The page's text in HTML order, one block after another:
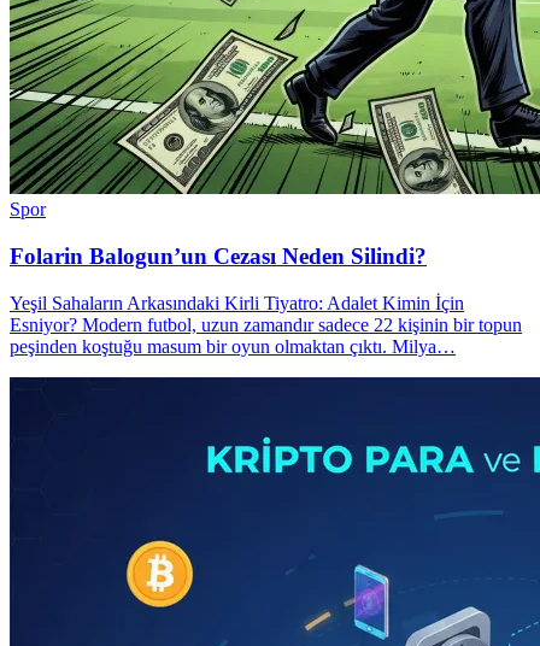
Spor
Folarin Balogun’un Cezası Neden Silindi?
Yeşil Sahaların Arkasındaki Kirli Tiyatro: Adalet Kimin İçin
Esniyor? Modern futbol, uzun zamandır sadece 22 kişinin bir topun
peşinden koştuğu masum bir oyun olmaktan çıktı. Milya…